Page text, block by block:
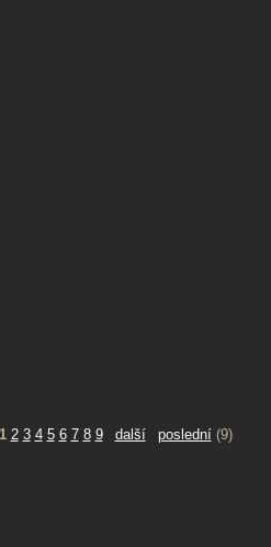
1 2 3 4 5 6 7 8 9 další poslední(9)